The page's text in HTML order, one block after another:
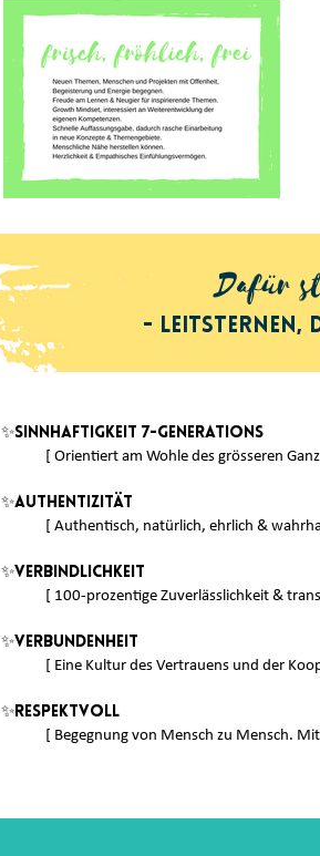
Dafür
- Leitsternen,
✨Sinnhaftigkeit 7-Generations
[ Orientiert am Wohle des grösseren
✨Authentizität
[ Authentisch, natürlich, ehrlich &
✨Verbindlichkeit
100-prozentige Zuverlässlichkeit &
✨Verbundenheit
Eine Kultur des Vertrauens und der
✨Respektvoll
[ Begegnung von Mensch zu Mensch.